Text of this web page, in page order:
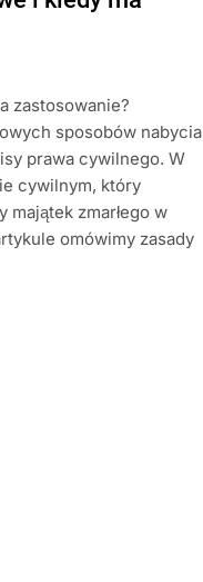
zastosowanie?
sposobów nabycia
prawa cywilnego. W
cywilnym, który
zmarłego w
omówimy zasady